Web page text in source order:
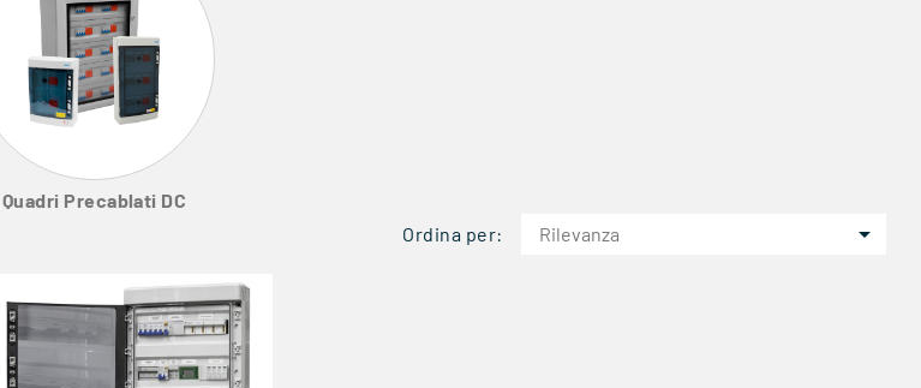
Quadri Precablati DC
Ordina per:
Rilevanza 